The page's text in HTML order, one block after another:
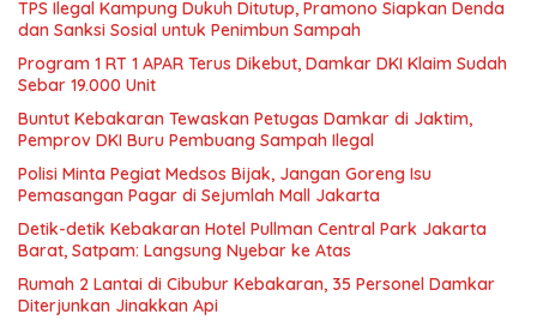
TPS Ilegal Kampung Dukuh Ditutup, Pramono Siapkan Denda
dan Sanksi Sosial untuk Penimbun Sampah
Program 1 RT 1 APAR Terus Dikebut, Damkar DKI Klaim Sudah
Sebar 19.000 Unit
Buntut Kebakaran Tewaskan Petugas Damkar di Jaktim,
Pemprov DKI Buru Pembuang Sampah Ilegal
Polisi Minta Pegiat Medsos Bijak, Jangan Goreng Isu
Pemasangan Pagar di Sejumlah Mall Jakarta
Detik-detik Kebakaran Hotel Pullman Central Park Jakarta
Barat, Satpam: Langsung Nyebar ke Atas
Rumah 2 Lantai di Cibubur Kebakaran, 35 Personel Damkar
Diterjunkan Jinakkan Api